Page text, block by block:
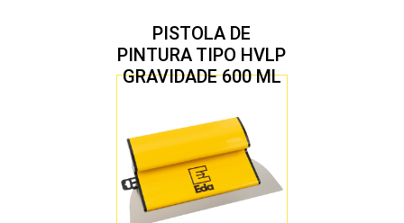
PISTOLA DE
PINTURA TIPO HVLP
GRAVIDADE 600 ML
1,7 MM